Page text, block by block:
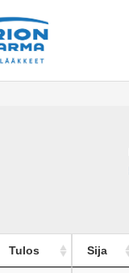
Tulos Sija